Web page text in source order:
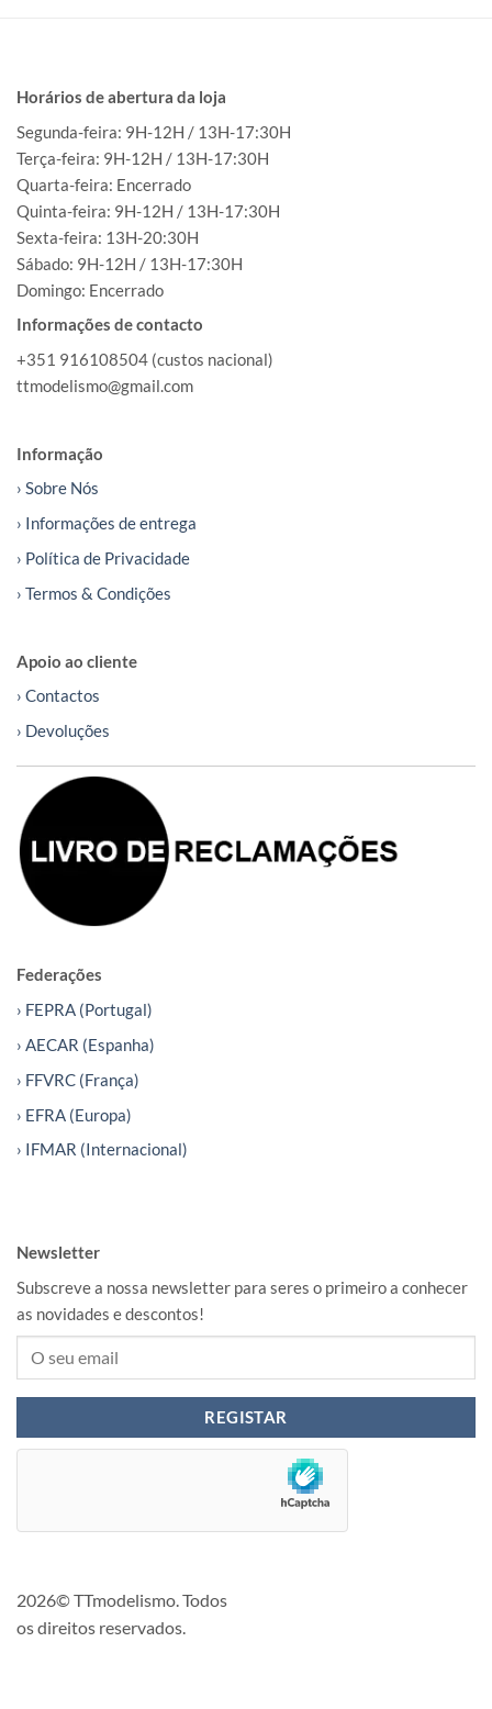
Horários de abertura da loja
Segunda-feira: 9H-12H / 13H-17:30H
Terça-feira: 9H-12H / 13H-17:30H
Quarta-feira: Encerrado
Quinta-feira: 9H-12H / 13H-17:30H
Sexta-feira: 13H-20:30H
Sábado: 9H-12H / 13H-17:30H
Domingo: Encerrado
Informações de contacto
+351 916108504 (custos nacional)
ttmodelismo@gmail.com
Informação
› Sobre Nós
› Informações de entrega
› Política de Privacidade
› Termos & Condições
Apoio ao cliente
› Contactos
› Devoluções
Federações
› FEPRA (Portugal)
› AECAR (Espanha)
› FFVRC (França)
› EFRA (Europa)
› IFMAR (Internacional)
Newsletter
Subscreve a nossa newsletter para seres o primeiro a conhecer
as novidades e descontos!
2026© TTmodelismo. Todos
os direitos reservados.